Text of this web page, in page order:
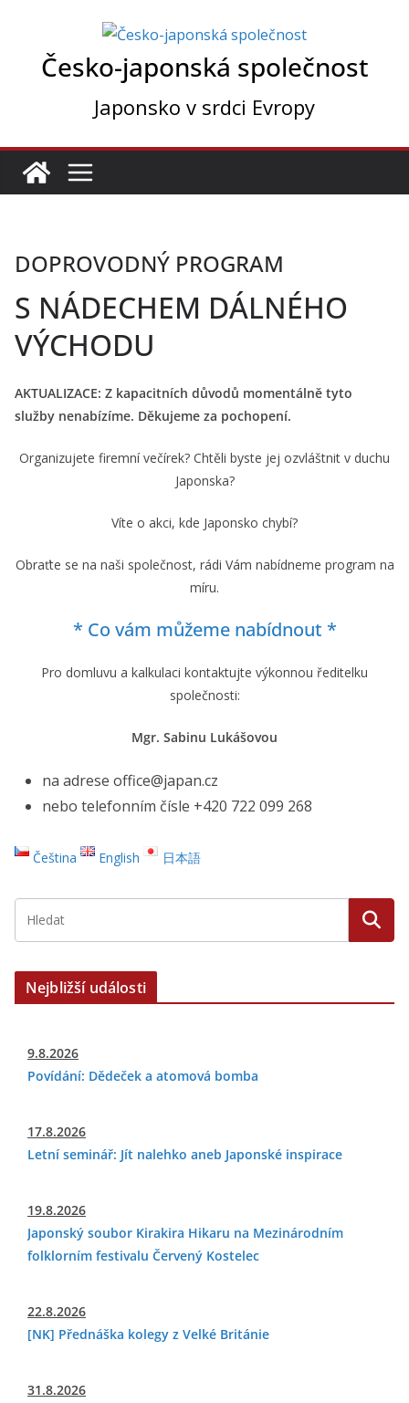
Česko-japonská společnost
Japonsko v srdci Evropy
DOPROVODNÝ PROGRAM
S NÁDECHEM DÁLNÉHO
VÝCHODU
AKTUALIZACE: Z kapacitních důvodů momentálně tyto
služby nenabízíme. Děkujeme za pochopení.
Organizujete firemní večírek? Chtěli byste jej ozvláštnit v duchu
Japonska?
Víte o akci, kde Japonsko chybí?
Obraťte se na naši společnost, rádi Vám nabídneme program na
míru.
* Co vám můžeme nabídnout *
Pro domluvu a kalkulaci kontaktujte výkonnou ředitelku
společnosti:
Mgr. Sabinu Lukášovou
na adrese office@japan.cz
nebo telefonním čísle +420 722 099 268
Čeština English 日本語
Nejbližší události
9.8.2026
Povídání: Dědeček a atomová bomba
17.8.2026
Letní seminář: Jít nalehko aneb Japonské inspirace
19.8.2026
Japonský soubor Kirakira Hikaru na Mezinárodním
folklorním festivalu Červený Kostelec
22.8.2026
[NK] Přednáška kolegy z Velké Británie
31.8.2026